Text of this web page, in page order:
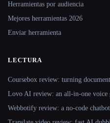
Herramientas por audiencia
Mejores herramientas 2026
Enviar herramienta
LECTURA
Coursebox review: turning
Lovo AI review: an all-in-one voice
Webbotify review: a no-code